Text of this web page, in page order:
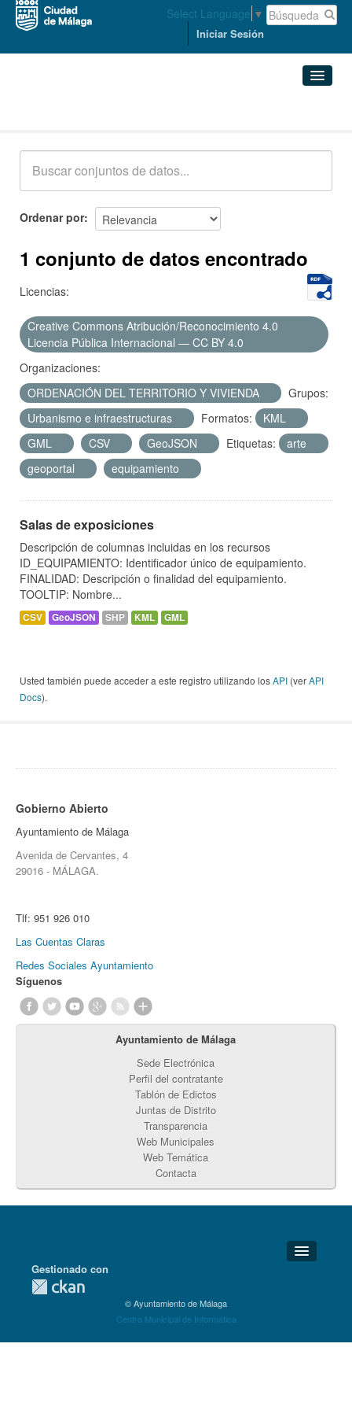
Select Language ▼
Iniciar Sesión
Acerca de
Ordenar por
1 conjunto de datos encontrado
Licencias:
Creative Commons Atribución/Reconocimiento 4.0
Licencia Pública Internacional — CC BY 4.0
Organizaciones:
ORDENACIÓN DEL TERRITORIO Y VIVIENDA
Grupos:
Urbanismo e infraestructuras
Formatos:
KML
GML
CSV GeoJSON Etiquetas:
arte
geoportal
equipamiento
Salas de exposiciones
Descripción de columnas incluidas en los recursos
ID_EQUIPAMIENTO: Identificador único de equipamiento.
FINALIDAD: Descripción o finalidad del equipamiento.
TOOLTIP: Nombre...
CSV GeoJSON SHP KML GML
Usted también puede acceder a este registro utilizando losAPI (verAPI
Docs).
Gobierno Abierto
Ayuntamiento de Málaga
Avenida de Cervantes, 4
29016 - MÁLAGA.
Tlf: 951 926 010
Las Cuentas Claras
Redes Sociales Ayuntamiento
Síguenos
Ayuntamiento de Málaga
Sede Electrónica
Perfil del contratante
Tablón de Edictos
Juntas de Distrito
Transparencia
Web Municipales
Web Temática
Contacta
Detalles Técnicos
Gestionado con
© Ayuntamiento de Málaga
Centro Municipal de Informática